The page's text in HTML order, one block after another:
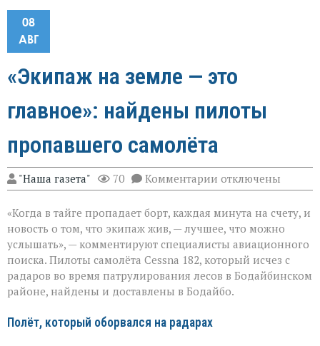
08
АВГ
«Экипаж на земле — это
главное»: найдены пилоты
пропавшего самолёта
"Наша газета" 70 Комментарии к
записи
на
земле — это
главное»:
найдены
пилоты
пропавшего
самолёта
отключены
«Когда в тайге пропадает борт, каждая минута на счету, и
новость о том, что экипаж жив, — лучшее, что можно
услышать», — комментируют специалисты авиационного
поиска. Пилоты самолёта Cessna 182, который исчез с
радаров во время патрулирования лесов в Бодайбинском
районе, найдены и доставлены в Бодайбо.
Полёт, который оборвался на радарах